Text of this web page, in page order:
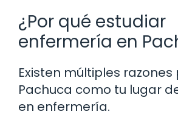
¿Por qué estudiar
enfermería en
Existen múltiples
Pachuca como tu lugar
en enfermería.